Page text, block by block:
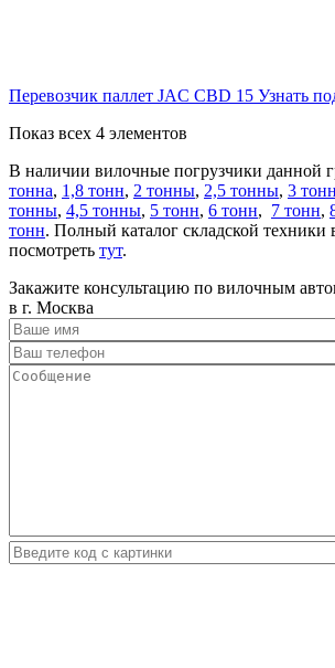
Перевозчик паллет JAC CBD 15 Узнать
Показ всех 4 элементов
В наличии вилочные погрузчики данной
тонна, 1,8 тонн, 2 тонны, 2,5 тонны, 3
тонны, 4,5 тонны, 5 тонн, 6 тонн, 7 тонн,
тонн. Полный каталог складской техники
посмотреть тут.
Закажите консультацию по вилочным
в г. Москва